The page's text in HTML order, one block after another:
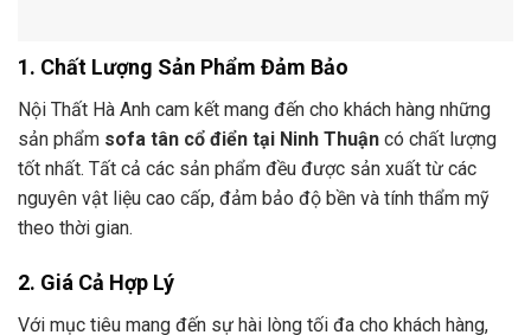
1. Chất Lượng Sản Phẩm Đảm Bảo
Nội Thất Hà Anh cam kết mang đến cho khách hàng những
sản phẩm sofa tân cổ điển tại Ninh Thuận có chất lượng
tốt nhất. Tất cả các sản phẩm đều được sản xuất từ các
nguyên vật liệu cao cấp, đảm bảo độ bền và tính thẩm mỹ
theo thời gian.
2. Giá Cả Hợp Lý
Với mục tiêu mang đến sự hài lòng tối đa cho khách hàng,